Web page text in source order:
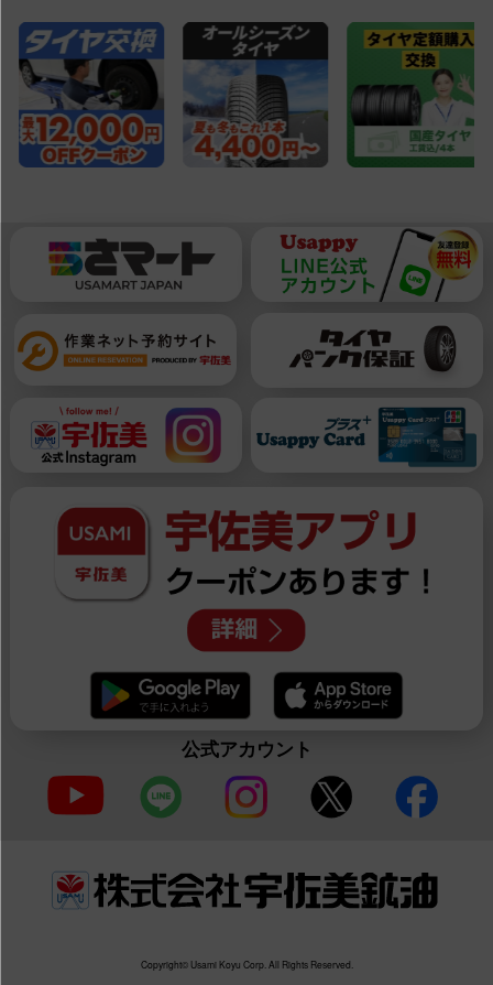
公式アカウント
Copyright© Usami Koyu Corp. All Rights Reserved.